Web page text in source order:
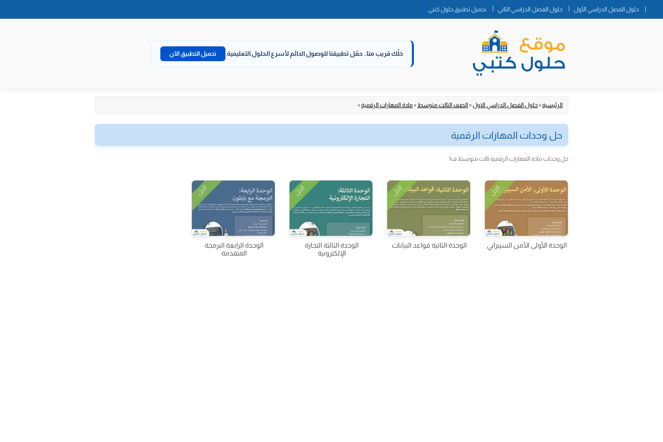
حلول الفصل الدراسي الأول حلول الفصل الدراسي الثاني تحميل تطبيق حلول كتبي
خلّك قريب منا.. حمّل تطبيقنا للوصول الدائم لأسرع الحلول التعليمية. تحميل التطبيق الآن
الرئيسية»حلول الفصل الدراسي الاول» الصف الثالث متوسط» مادة المهارات الرقمية»
حل وحدات المهارات الرقمية
حل وحدات مادة المهارات الرقمية ثالث متوسط ف1
الحل
الوحدة الأولى الأمن السيبراني
الحل
الوحدة الثانية قواعد البيانات
الحل
الوحدة الثالثة التجارة
الإلكترونية
الحل
الوحدة الرابعة البرمجة
المتقدمة